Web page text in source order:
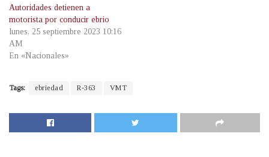
Autoridades detienen a
motorista por conducir ebrio
lunes, 25 septiembre 2023 10:16
AM
En «Nacionales»
Tags: ebriedad R-363 VMT